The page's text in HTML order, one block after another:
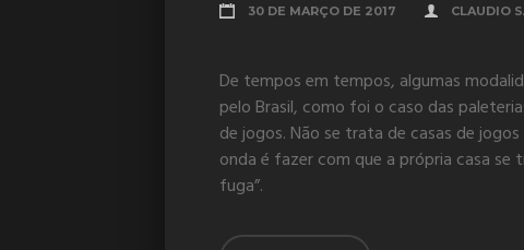
30 DE MARÇO DE 2017 CLAUDIO
De tempos em tempos, algumas
pelo Brasil, como foi o caso das
de jogos. Não se trata de casas de
onda é fazer com que a própria casa
fuga”.